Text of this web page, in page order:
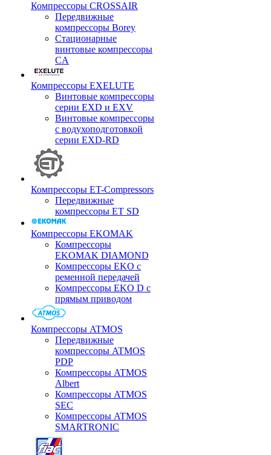
Компрессоры CROSSAIR
Передвижные
компрессоры Borey
Стационарные
винтовые компрессоры
CA
Компрессоры EXELUTE
Винтовые компрессоры
серии EXD и EXV
Винтовые компрессоры
с водухоподготовкой
серии EXD-RD
Компрессоры ET-Compressors
Передвижные
компрессоры ET SD
Компрессоры EKOMAK
Компрессоры
EKOMAK DIAMOND
Компрессоры EKO c
ременной передачей
Компрессоры EKO D с
прямым приводом
Компрессоры ATMOS
Передвижные
компрессоры ATMOS
PDP
Компрессоры ATMOS
Albert
Компрессоры ATMOS
SEC
Компрессоры ATMOS
SMARTRONIC